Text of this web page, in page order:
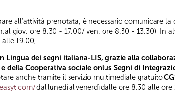
all’attività prenotata, è necessario comunicare
giov. ore 8.30 - 17.00/ ven. ore 8.30 - 13.30). In
19.00)
Lingua dei segni italiana-LIS, grazie alla
della Cooperativa sociale onlus Segni di
anche tramite il servizio multimediale gratuito
dal lunedì al venerdì dalle ore 8.30 alle